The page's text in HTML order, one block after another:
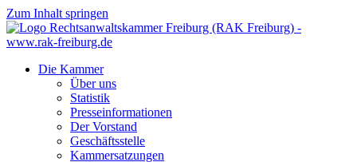
Zum Inhalt springen
Die Kammer
Über uns
Statistik
Presseinformationen
Der Vorstand
Geschäftsstelle
Kammersatzungen